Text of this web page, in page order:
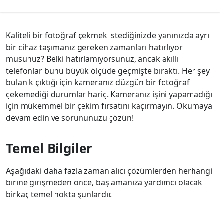
Kaliteli bir fotoğraf çekmek istediğinizde yanınızda ayrı
bir cihaz taşımanız gereken zamanları hatırlıyor
musunuz? Belki hatırlamıyorsunuz, ancak akıllı
telefonlar bunu büyük ölçüde geçmişte bıraktı. Her şey
bulanık çıktığı için kameranız düzgün bir fotoğraf
çekemediği durumlar hariç. Kameranız işini yapamadığı
için mükemmel bir çekim fırsatını kaçırmayın. Okumaya
devam edin ve sorununuzu çözün!
Temel Bilgiler
Aşağıdaki daha fazla zaman alıcı çözümlerden herhangi
birine girişmeden önce, başlamanıza yardımcı olacak
birkaç temel nokta şunlardır.